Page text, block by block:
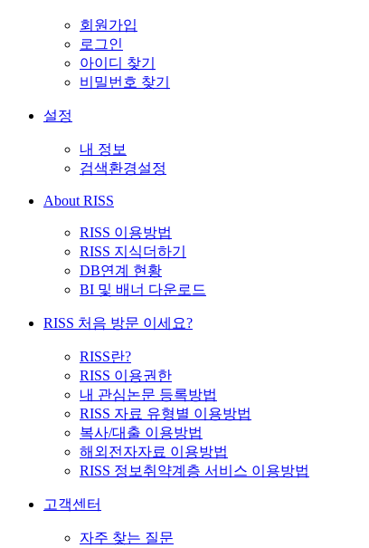
회원가입
로그인
아이디 찾기
비밀번호 찾기
설정
내 정보
검색환경설정
About RISS
RISS 이용방법
RISS 지식더하기
DB연계 현황
BI 및 배너 다운로드
RISS 처음 방문 이세요?
RISS란?
RISS 이용권한
내 관심논문 등록방법
RISS 자료 유형별 이용방법
복사/대출 이용방법
해외전자자료 이용방법
RISS 정보취약계층 서비스 이용방법
고객센터
자주 찾는 질문